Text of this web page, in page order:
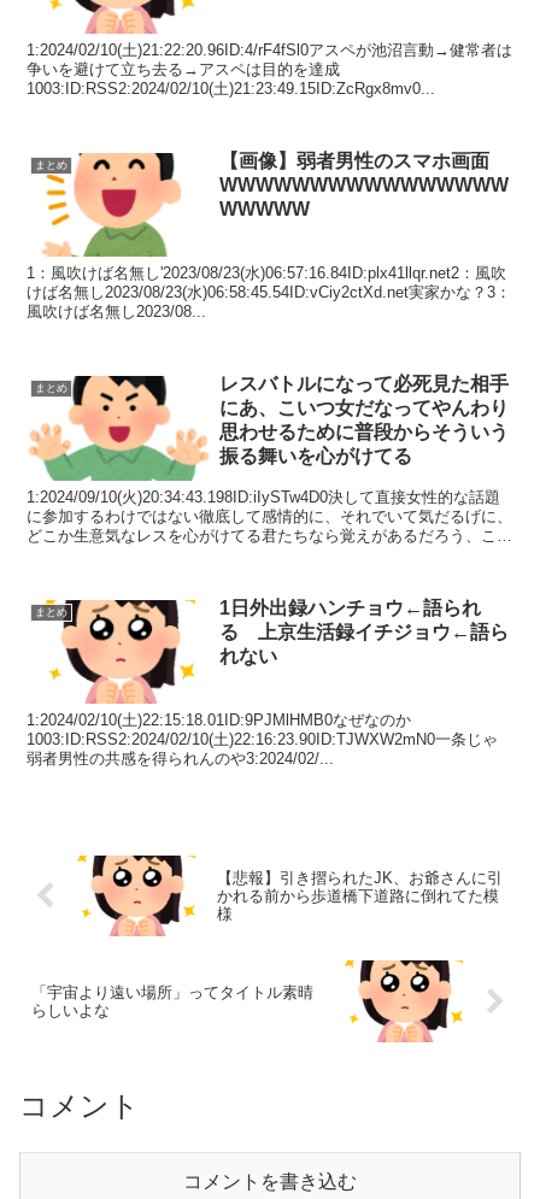
1:2024/02/10(土)21:22:20.96ID:4/rF4fSl0アスペが池沼言動→健常者は
争いを避けて立ち去る→アスペは目的を達成
1003:ID:RSS2:2024/02/10(土)21:23:49.15ID:ZcRgx8mv0...
まとめ
【画像】弱者男性のスマホ画面
WWWWWWWWWWWWWWWW
WWWWW
1：風吹けば名無し'2023/08/23(水)06:57:16.84ID:plx41llqr.net2：風吹
けば名無し2023/08/23(水)06:58:45.54ID:vCiy2ctXd.net実家かな？3：
風吹けば名無し2023/08...
まとめ
レスバトルになって必死見た相手
にあ、こいつ女だなってやんわり
思わせるために普段からそういう
振る舞いを心がけてる
1:2024/09/10(火)20:34:43.198ID:iIySTw4D0決して直接女性的な話題
に参加するわけではない徹底して感情的に、それでいて気だるげに、
どこか生意気なレスを心がけてる君たちなら覚えがあるだろう、こち
まとめ
1日外出録ハンチョウ←語られ
る 上京生活録イチジョウ←語ら
れない
1:2024/02/10(土)22:15:18.01ID:9PJMlHMB0なぜなのか
1003:ID:RSS2:2024/02/10(土)22:16:23.90ID:TJWXW2mN0一条じゃ
弱者男性の共感を得られんのや3:2024/02/...
【悲報】引き摺られたJK、お爺さんに引
かれる前から歩道橋下道路に倒れてた模
様
「宇宙より遠い場所」ってタイトル素晴
らしいよな
コメント
コメントを書き込む